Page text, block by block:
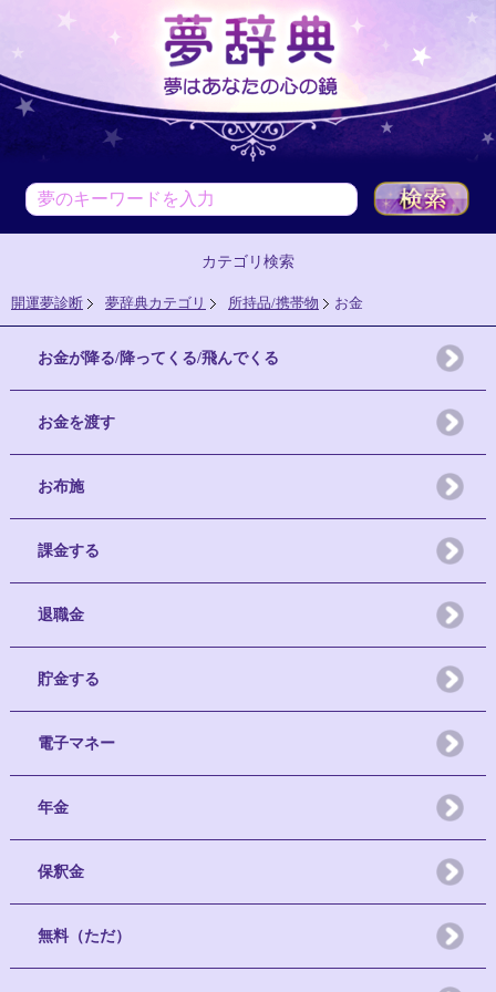
カテゴリ検索
開運夢診断 夢辞典カテゴリ 所持品/携帯物 お金
お金が降る/降ってくる/飛んでくる
お金を渡す
お布施
課金する
退職金
貯金する
電子マネー
年金
保釈金
無料（ただ）